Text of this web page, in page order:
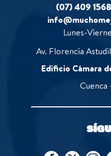
(07) 409 1568
Lunes-
Av. Florencia
Edificio Cámara
Cuenca